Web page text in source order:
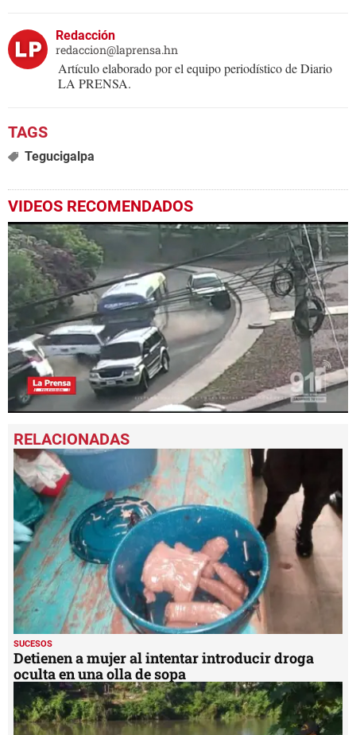
Redacción
redaccion@laprensa.hn
Artículo elaborado por el equipo periodístico de Diario
LA PRENSA.
Tegucigalpa
VIDEOS RECOMENDADOS
seconds
of
32
seconds
SUCESOS
Detienen a mujer al intentar introducir droga
oculta en una olla de sopa